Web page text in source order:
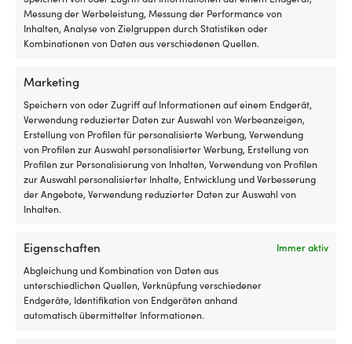
Messung der Werbeleistung, Messung der Performance von
Inhalten, Analyse von Zielgruppen durch Statistiken oder
Kombinationen von Daten aus verschiedenen Quellen.
Marketing
Speichern von oder Zugriff auf Informationen auf einem Endgerät,
Verwendung reduzierter Daten zur Auswahl von Werbeanzeigen,
Erstellung von Profilen für personalisierte Werbung, Verwendung
von Profilen zur Auswahl personalisierter Werbung, Erstellung von
Profilen zur Personalisierung von Inhalten, Verwendung von Profilen
zur Auswahl personalisierter Inhalte, Entwicklung und Verbesserung
der Angebote, Verwendung reduzierter Daten zur Auswahl von
Inhalten.
Eigenschaften
Immer aktiv
Abgleichung und Kombination von Daten aus
unterschiedlichen Quellen, Verknüpfung verschiedener
Endgeräte, Identifikation von Endgeräten anhand
automatisch übermittelter Informationen.
Motorraumisolierung Isoflock,
mit Folie, selbstklebend, 1000 x
500 x 30 mm
MwSt. inkl.
VERFÜGBAR BEI
NACHBESTELLUNG
Aluminiumklebeband für
Motorraumisolierung, 50 Meter
x 50 mm
1 VORRÄTIG (KANN